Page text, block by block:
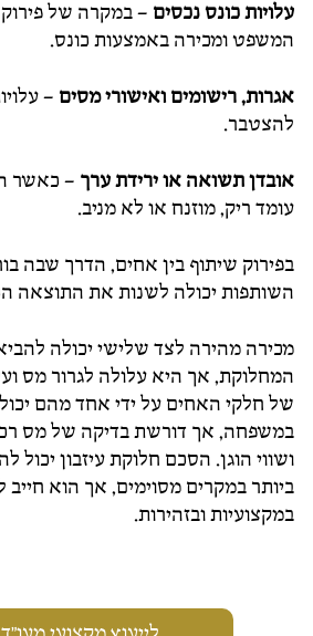
עלויות כונס נכסים – במקרה של
המשפט ומכירה באמצעות כונס.
אגרות, רישומים ואישורי מסים –
להצטבר.
אובדן תשואה או ירידת ערך – כאשר
עומד ריק, מוזנח או לא מניב.
בפירוק שיתוף בין אחים, הדרך שבה
השותפות יכולה לשנות את התוצאה
מכירה מהירה לצד שלישי יכולה
המחלוקת, אך היא עלולה לגרור מס
של חלקי האחים על ידי אחד מהם
במשפחה, אך דורשת בדיקה של מס
ושווי הוגן. הסכם חלוקת עיזבון יכול
ביותר במקרים מסוימים, אך הוא חייב
במקצועיות ובזהירות.